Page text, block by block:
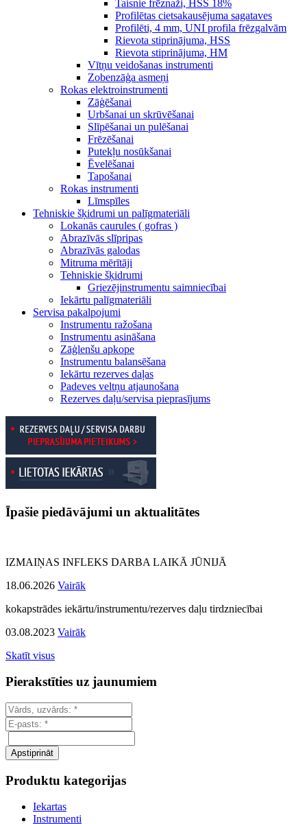
Taisnie frēznaži, HSS 18%
Profilētas cietsakausējuma sagataves
Profilēti, 4 mm, UNI profila frēzgalvām
Rievota stiprinājuma, HSS
Rievota stiprinājuma, HM
Vītņu veidošanas instrumenti
Zobenzāģa asmeņi
Rokas elektroinstrumenti
Zāģēšanai
Urbšanai un skrūvēšanai
Slīpēšanai un pulēšanai
Frēzēšanai
Putekļu nosūkšanai
Ēvelēšanai
Tapošanai
Rokas instrumenti
Līmspīles
Tehniskie šķidrumi un palīgmateriāli
Lokanās caurules ( gofras )
Abrazīvās slīpripas
Abrazīvās galodas
Mitruma mērītāji
Tehniskie šķidrumi
Griezējinstrumentu saimniecībai
Iekārtu palīgmateriāli
Servisa pakalpojumi
Instrumentu ražošana
Instrumentu asināšana
Zāģlenšu apkope
Instrumentu balansēšana
Iekārtu rezerves daļas
Padeves veltņu atjaunošana
Rezerves daļu/servisa pieprasījums
Īpašie piedāvājumi un aktualitātes
IZMAIŅAS INFLEKS DARBA LAIKĀ JŪNIJĀ
18.06.2026 Vairāk
kokapstrādes iekārtu/instrumentu/rezerves daļu tirdzniecībai
03.08.2023 Vairāk
Skatīt visus
Pierakstīties uz jaunumiem
Produktu kategorijas
Iekartas
Instrumenti